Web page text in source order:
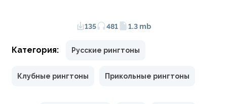
135 481 1.3 mb
Категория: Русские рингтоны
Клубные рингтоны Прикольные рингтоны